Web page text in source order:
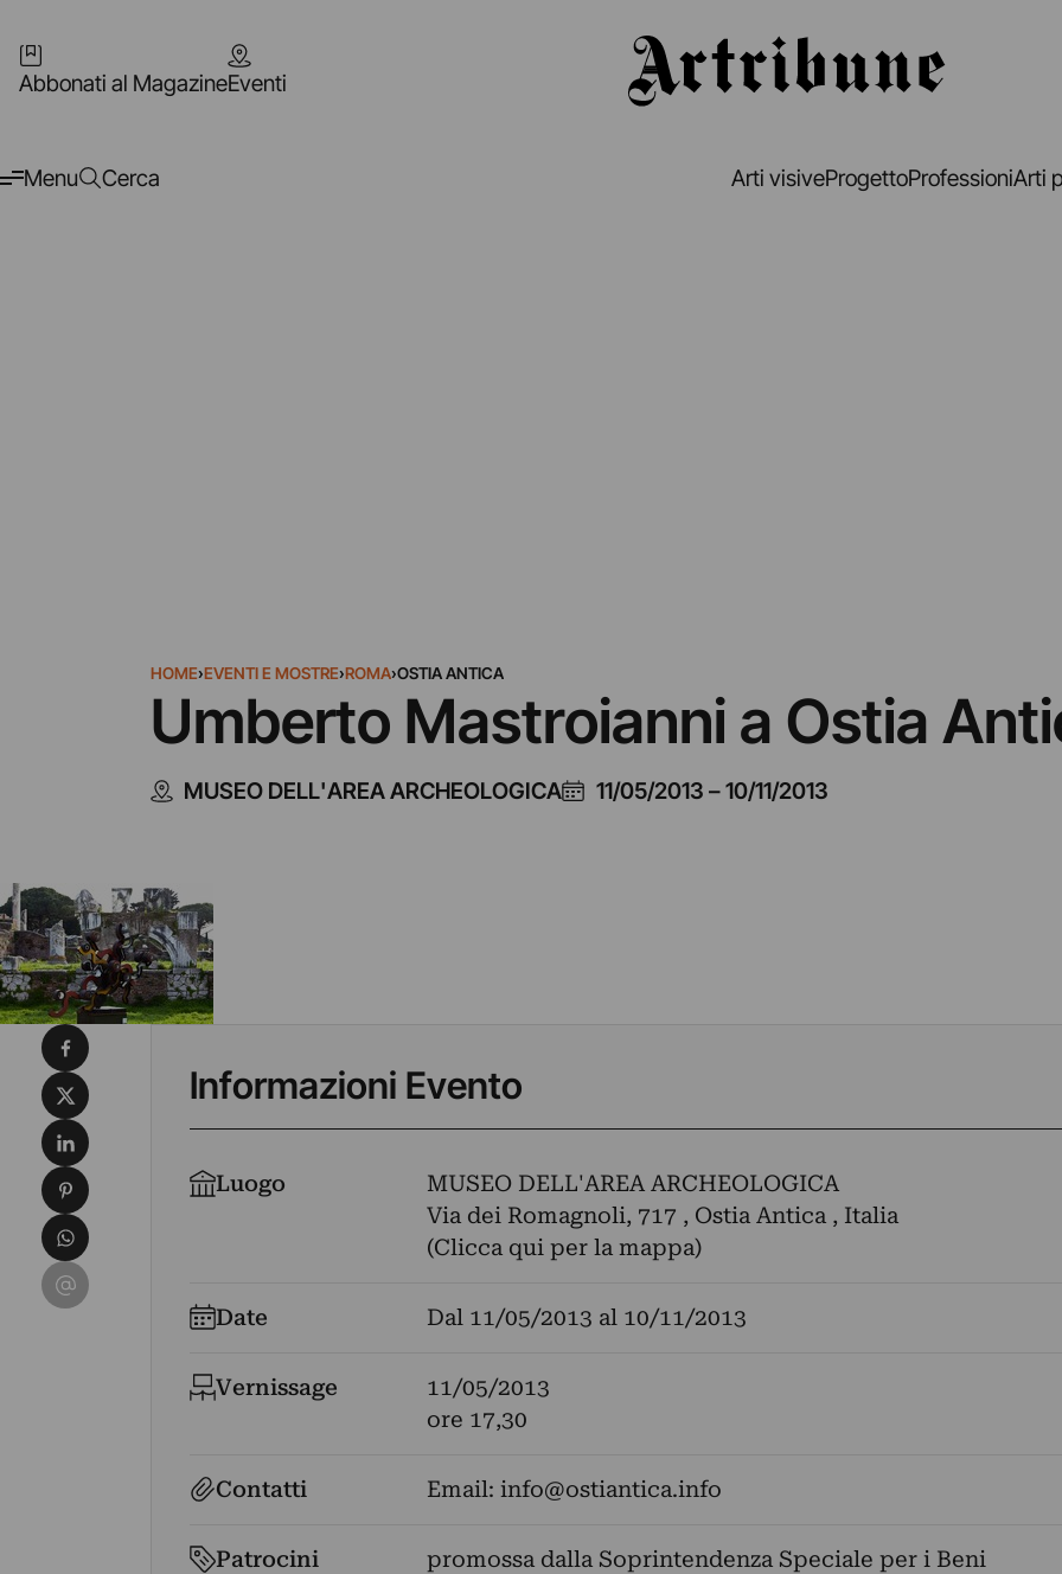
Abbonati al MagazineEventi
Menu Cerca Arti visiveProgettoProfessioniArti
HOME›EVENTI E MOSTRE›ROMA›OSTIA ANTICA
Umberto Mastroianni a Ostia
MUSEO DELL'AREA ARCHEOLOGICA 11/05/2013 –10/11/2013
Informazioni Evento
Luogo
MUSEO DELL'AREA ARCHEOLOGICA
Via dei Romagnoli, 717 , Ostia Antica , Italia
(Clicca qui per la mappa)
Date Dal 11/05/2013 al 10/11/2013
Vernissage
11/05/2013
ore 17,30
Contatti Email: info@ostiantica.info
Patrocini
promossa dalla Soprintendenza Speciale per i Beni
Condividi su Facebook
Condividi su X
Condividi su LinkedIn
Condividi su Pinterest
Condividi su WhatsApp
Condividi su Email